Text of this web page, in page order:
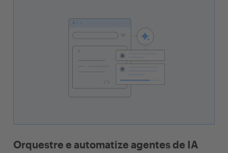
Orquestre e automatize agentes de IA